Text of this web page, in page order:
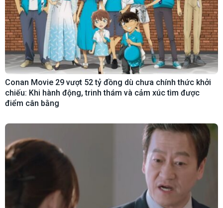
Conan Movie 29 vượt 52 tỷ đồng dù chưa chính thức khởi
chiếu: Khi hành động, trinh thám và cảm xúc tìm được
điểm cân bằng